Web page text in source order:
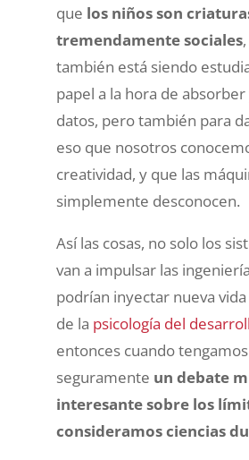
que los niños son
tremendamente sociales
también está siendo
papel a la hora de
datos, pero también para
eso que nosotros
creatividad, y que las
simplemente desconocen.
Así las cosas, no solo los
van a impulsar las
podrían inyectar nueva
de la psicología del
entonces cuando tengamos
seguramente un debate
interesante sobre los
consideramos ciencias